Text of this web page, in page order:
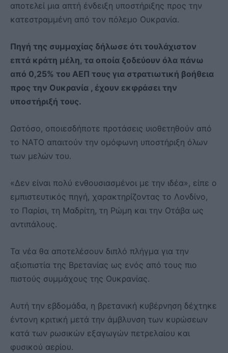
αποτελεί μια απτή ένδειξη υποστήριξης προς την
κατεστραμμένη από τον πόλεμο Ουκρανία.
Πηγή της συμμαχίας δήλωσε ότι τουλάχιστον
επτά κράτη μέλη, τα οποία ξοδεύουν όλα πάνω
από 0,25% του ΑΕΠ τους για στρατιωτική βοήθεια
προς την Ουκρανία , έχουν εκφράσει την
υποστήριξή τους.
Ωστόσο, οποιεσδήποτε προτάσεις υιοθετηθούν από
το ΝΑΤΟ απαιτούν την ομόφωνη υποστήριξη όλων
των μελών του.
«Δεν είναι πολύ ενθουσιασμένοι με την ιδέα», είπε ο
εμπιστευτικός πηγή, χαρακτηρίζοντας το Λονδίνο,
το Παρίσι, τη Μαδρίτη, τη Ρώμη και την Οτάβα ως
αντιπάλους.
Τα νέα θα αποτελέσουν διπλό πλήγμα για την
αξιοπιστία της Βρετανίας ως ενός από τους πιο
πιστούς συμμάχους της Ουκρανίας.
Αυτή την εβδομάδα, η βρετανική κυβέρνηση δέχτηκε
έντονη κριτική μετά την άμβλυνση των κυρώσεων
κατά των ρωσικών εξαγωγών πετρελαίου και
φυσικού αερίου.